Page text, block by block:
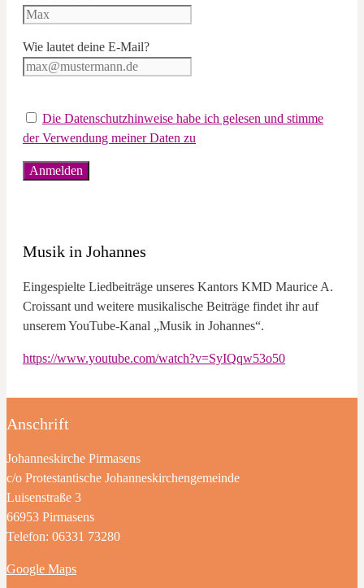
Wie lautet deine E-Mail?
Die Datenschutzhinweise habe ich gelesen und stimme
der Verwendung meiner Daten zu
Musik in Johannes
Eingespielte Liedbeiträge unseres Kantors KMD Maurice A.
Croissant und weitere musikalische Beiträge findet ihr auf
unserem YouTube-Kanal „Musik in Johannes“.
https://www.youtube.com/watch?v=SyIQqw53o50
Anschrift
Johanneskirche Pirmasens
c/o Protestantische Johanneskirchengemeinde
Luisenstraße 3
66953 Pirmasens
Telefon: 06331 73280
Google Maps